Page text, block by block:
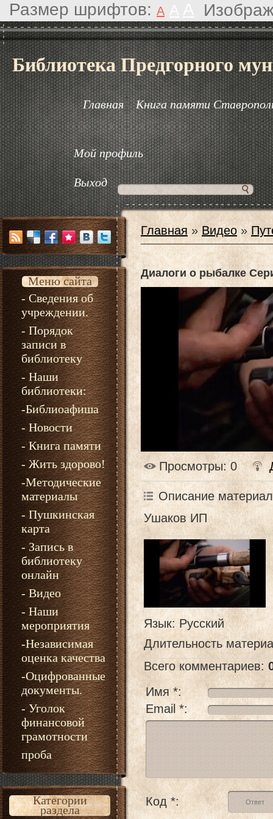
Размер шрифтов: A
Библиотека Предгорного
Главная Книга памяти
Мой профиль
Выход
Меню сайта
- Сведения об
учреждении.
- Порядок
записи в
библиотеку
- Наши
библиотеки:
-Библиоафиша
- Новости
- Книга памяти
- Жить здорово!
-Методические
материалы
- Пушкинская
карта
- Запись в
библиотеку
онлайн
- Видео
- Наши
мероприятия
-Независимая
оценка качества
-Оцифрованные
документы.
- Уголок
финансовой
грамотности
проба
Категории
раздела
Главная »Видео »
Диалоги о рыбалке
Просмотры: 0
Описание
Ушаков ИП
Язык: Русский
Длительность
Всего комментариев:
Имя *:
Email *:
Код *: